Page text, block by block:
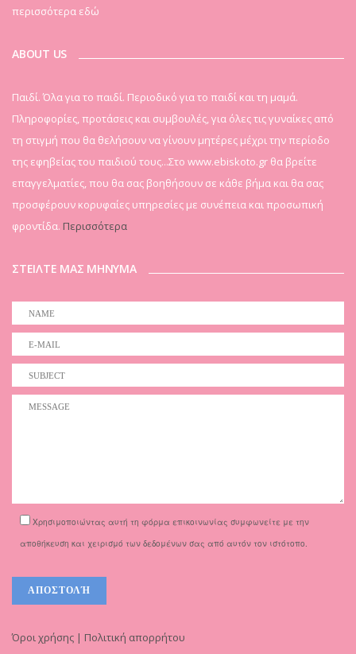
περισσότερα εδώ
ABOUT US
Παιδί. Όλα για το παιδί. Περιοδικό για το παιδί και τη μαμά.
Πληροφορίες, προτάσεις και συμβουλές, για όλες τις γυναίκες από
τη στιγμή που θα θελήσουν να γίνουν μητέρες μέχρι την περίοδο
της εφηβείας του παιδιού τους...Στο www.ebiskoto.gr θα βρείτε
επαγγελματίες, που θα σας βοηθήσουν σε κάθε βήμα και θα σας
προσφέρουν κορυφαίες υπηρεσίες με συνέπεια και προσωπική
φροντίδα. Περισσότερα
ΣΤΕΙΛΤΕ ΜΑΣ ΜΗΝΥΜΑ
Χρησιμοποιώντας αυτή τη φόρμα επικοινωνίας συμφωνείτε με την
αποθήκευση και χειρισμό των δεδομένων σας από αυτόν τον ιστότοπο.
Όροι χρήσης | Πολιτική απορρήτου